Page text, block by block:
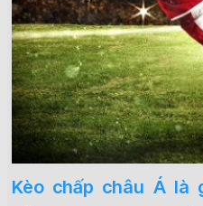
Kèo chấp châu Á là